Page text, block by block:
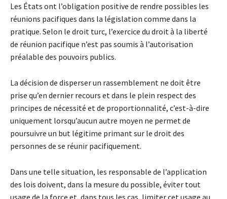
Les États ont l’obligation positive de rendre possibles les
réunions pacifiques dans la législation comme dans la
pratique. Selon le droit turc, l’exercice du droit à la liberté
de réunion pacifique n’est pas soumis à l’autorisation
préalable des pouvoirs publics.
La décision de disperser un rassemblement ne doit être
prise qu’en dernier recours et dans le plein respect des
principes de nécessité et de proportionnalité, c’est-à-dire
uniquement lorsqu’aucun autre moyen ne permet de
poursuivre un but légitime primant sur le droit des
personnes de se réunir pacifiquement.
Dans une telle situation, les responsable de l’application
des lois doivent, dans la mesure du possible, éviter tout
usage de la force et, dans tous les cas, limiter cet usage au